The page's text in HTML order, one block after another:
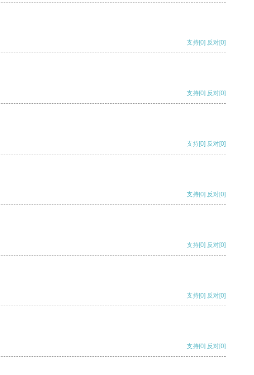
支持[0] 反对[0]
支持[0] 反对[0]
支持[0] 反对[0]
支持[0] 反对[0]
支持[0] 反对[0]
支持[0] 反对[0]
支持[0] 反对[0]